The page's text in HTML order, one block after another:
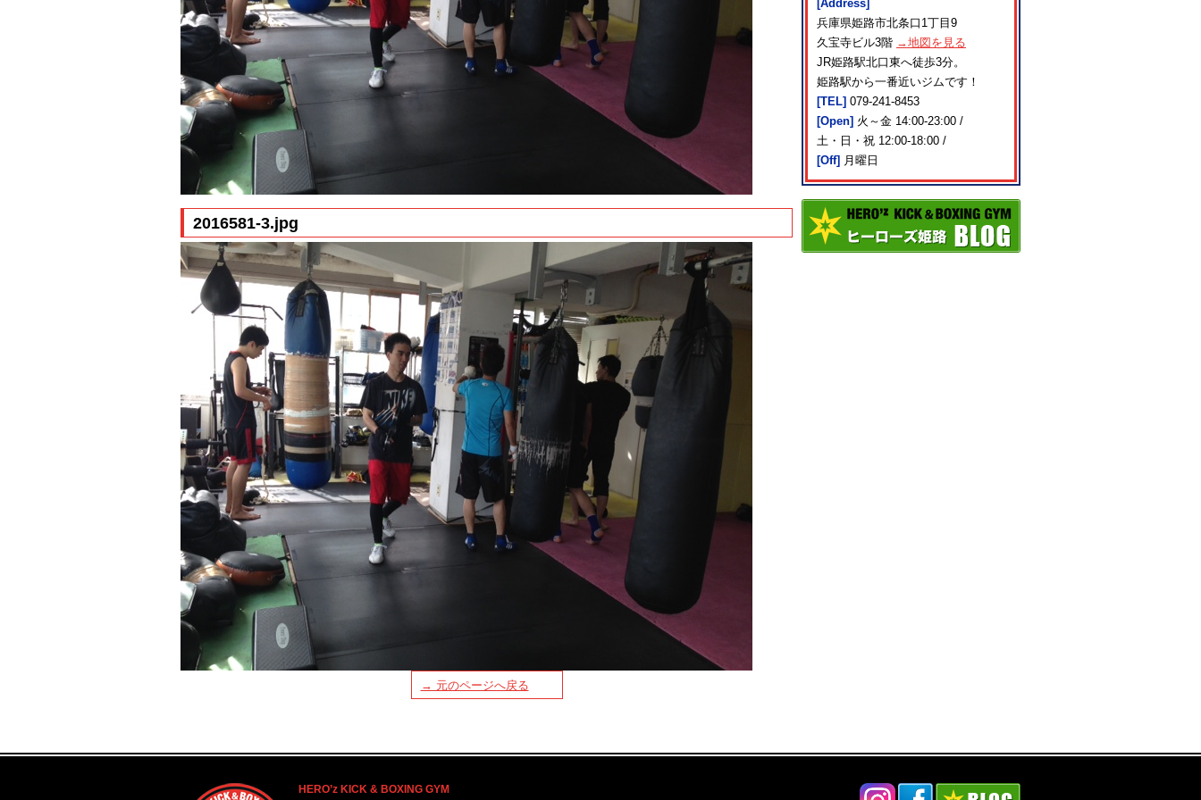
2016581-3.jpg
→ 元のページへ戻る
[Address]
兵庫県姫路市北条口1丁目9
久宝寺ビル3階 →地図を見る
JR姫路駅北口東へ徒歩3分。
姫路駅から一番近いジムです！
[TEL] 079-241-8453
[Open] 火～金 14:00-23:00 /
土・日・祝 12:00-18:00 /
[Off] 月曜日
HERO’z KICK & BOXING GYM